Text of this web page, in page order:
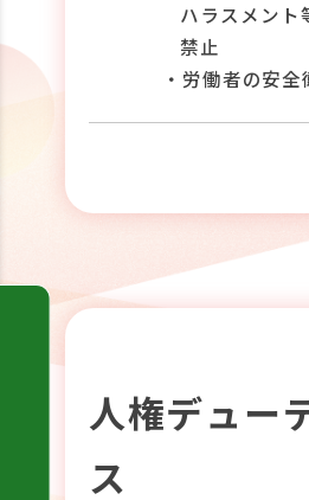
ハラスメント
禁止
・労働者の安
人権デュー
ス